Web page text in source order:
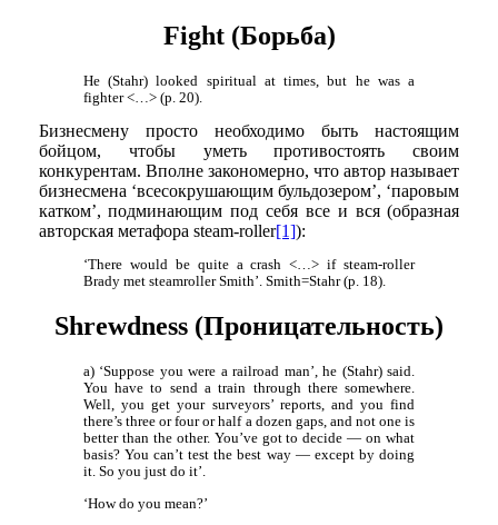
Fight (Борьба)
He (Stahr) looked spiritual at times, but he was a
fighter <…> (p. 20).
Бизнесмену просто необходимо быть настоящим
бойцом, чтобы уметь противостоять своим
конкурентам. Вполне закономерно, что автор называет
бизнесмена ‘всесокрушающим бульдозером’, ‘паровым
катком’, подминающим под себя все и вся (образная
авторская метафора steam-roller[1]):
‘There would be quite a crash <…> if steam-roller
Brady met steamroller Smith’. Smith=Stahr (p. 18).
Shrewdness (Проницательность)
a) ‘Suppose you were a railroad man’, he (Stahr) said.
You have to send a train through there somewhere.
Well, you get your surveyors’ reports, and you find
there’s three or four or half a dozen gaps, and not one is
better than the other. You’ve got to decide — on what
basis? You can’t test the best way — except by doing
it. So you just do it’.
‘How do you mean?’